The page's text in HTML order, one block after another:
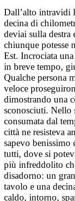
Dall’alto intravidi
decina di
deviai sulla
chiunque potesse
Est. Incrociata
in breve tempo,
Qualche persona
veloce
dimostrando una
sconosciuti. Nello
consumata dal
città ne resisteva
sapevo benissimo
tutti, dove si
più infreddolito
disadorno: un
tavolo e una
caldo, intorno,